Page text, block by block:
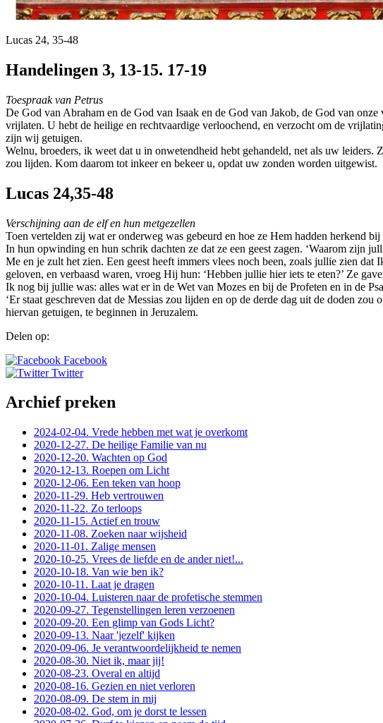
Lucas 24, 35-48
Handelingen 3, 13-15. 17-19
Toespraak van Petrus
De God van Abraham en de God van Isaak en de God van Jakob, de God van
vrijlaten. U hebt de heilige en rechtvaardige verloochend, en verzocht om de
zijn wij getuigen.
Welnu, broeders, ik weet dat u in onwetendheid hebt gehandeld, net als uw
zou lijden. Kom daarom tot inkeer en bekeer u, opdat uw zonden worden uitgewist.
Lucas 24,35-48
Verschijning aan de elf en hun metgezellen
Toen vertelden zij wat er onderweg was gebeurd en hoe ze Hem hadden herkend
In hun opwinding en hun schrik dachten ze dat ze een geest zagen. ‘Waarom zijn
Me en je zult het zien. Een geest heeft immers vlees noch been, zoals jullie zien
geloven, en verbaasd waren, vroeg Hij hun: ‘Hebben jullie hier iets te eten?’ Ze
Ik nog bij jullie was: alles wat er in de Wet van Mozes en bij de Profeten en in de
‘Er staat geschreven dat de Messias zou lijden en op de derde dag uit de doden
hiervan getuigen, te beginnen in Jeruzalem.
Delen op:
Facebook
Twitter
Archief preken
2024-02-04. Vrede hebben met wat je overkomt
2020-12-27. De heilige Familie van nu
2020-12-20. Wachten op God
2020-12-13. Roepen om Licht
2020-12-06. Een teken van hoop
2020-11-29. Heb vertrouwen
2020-11-22. Zo terloops
2020-11-15. Actief en trouw
2020-11-08. Zoeken naar wijsheid
2020-11-01. Zalige mensen
2020-10-25. Vrees de liefde en de ander niet!...
2020-10-18. Van wie ben ik?
2020-10-11. Laat je dragen
2020-10-04. Luisteren naar de profetische stemmen
2020-09-27. Tegenstellingen leren verzoenen
2020-09-20. Een glimp van Gods Licht?
2020-09-13. Naar 'jezelf' kijken
2020-09-06. Je verantwoordelijkheid te nemen
2020-08-30. Niet ik, maar jij!
2020-08-23. Overal en altijd
2020-08-16. Gezien en niet verloren
2020-08-09. De stem in mij
2020-08-02. God, om je dorst te lessen